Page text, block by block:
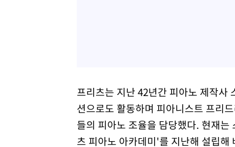
프리츠는 지난 42년간 피아노 제작사
션으로도 활동하며 피아니스트 프리
들의 피아노 조율을 담당했다. 현재
츠 피아노 아카데미'를 지난해 설립